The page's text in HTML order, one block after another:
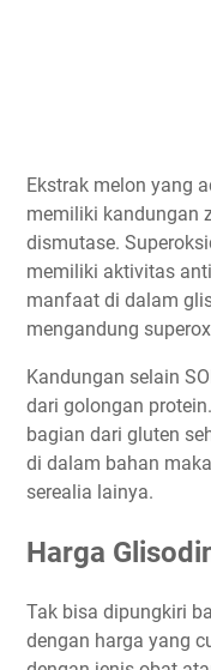
Ekstrak melon yang
memiliki kandungan
dismutase.
memiliki aktivitas
manfaat di dalam
mengandung
Kandungan selain
dari golongan
bagian dari gluten
di dalam bahan
serealia lainya.
Harga
Tak bisa dipungkiri
dengan harga yang